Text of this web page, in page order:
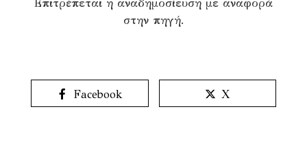
στην πηγή.
Facebook X